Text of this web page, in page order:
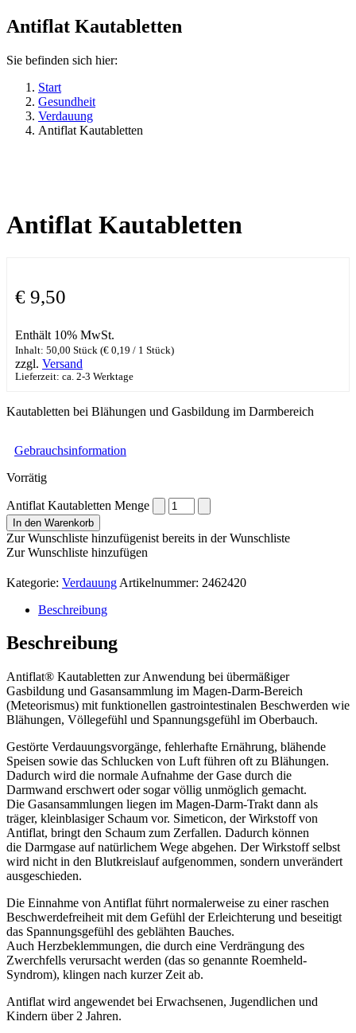
Antiflat Kautabletten
Sie befinden sich hier:
Start
Gesundheit
Verdauung
Antiflat Kautabletten
Antiflat Kautabletten
€ 9,50
Enthält 10% MwSt.
Inhalt: 50,00 Stück (€ 0,19 / 1 Stück)
zzgl. Versand
Lieferzeit: ca. 2-3 Werktage
Kautabletten bei Blähungen und Gasbildung im Darmbereich
Gebrauchsinformation
Vorrätig
Antiflat Kautabletten Menge
In den Warenkorb
Zur Wunschliste hinzufügenist bereits in der Wunschliste
Zur Wunschliste hinzufügen
Kategorie: Verdauung Artikelnummer: 2462420
Beschreibung
Beschreibung
Antiflat® Kautabletten zur Anwendung bei übermäßiger
Gasbildung und Gasansammlung im Magen-Darm-Bereich
(Meteorismus) mit funktionellen gastrointestinalen Beschwerden wie
Blähungen, Völlegefühl und Spannungsgefühl im Oberbauch.
Gestörte Verdauungsvorgänge, fehlerhafte Ernährung, blähende
Speisen sowie das Schlucken von Luft führen oft zu Blähungen.
Dadurch wird die normale Aufnahme der Gase durch die
Darmwand erschwert oder sogar völlig unmöglich gemacht.
Die Gasansammlungen liegen im Magen-Darm-Trakt dann als
träger, kleinblasiger Schaum vor. Simeticon, der Wirkstoff von
Antiflat, bringt den Schaum zum Zerfallen. Dadurch können
die Darmgase auf natürlichem Wege abgehen. Der Wirkstoff selbst
wird nicht in den Blutkreislauf aufgenommen, sondern unverändert
ausgeschieden.
Die Einnahme von Antiflat führt normalerweise zu einer raschen
Beschwerdefreiheit mit dem Gefühl der Erleichterung und beseitigt
das Spannungsgefühl des geblähten Bauches.
Auch Herzbeklemmungen, die durch eine Verdrängung des
Zwerchfells verursacht werden (das so genannte Roemheld-
Syndrom), klingen nach kurzer Zeit ab.
Antiflat wird angewendet bei Erwachsenen, Jugendlichen und
Kindern über 2 Jahren.